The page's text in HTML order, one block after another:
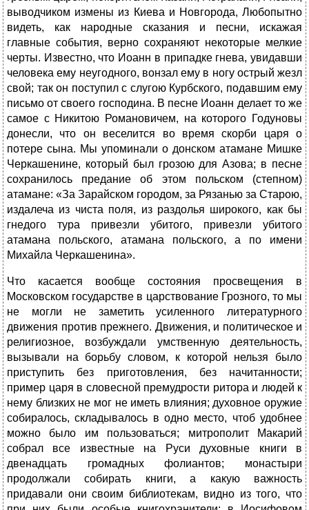
выводчиком измены из Киева и Новгорода, Любопытно
видеть, как народные сказания и песни, искажая
главные события, верно сохраняют некоторые мелкие
черты. Известно, что Иоанн в припадке гнева, увидавши
человека ему неугодного, вонзал ему в ногу острый жезл
свой; так он поступил с слугою Курбского, подавшим ему
письмо от своего господина. В песне Иоанн делает то же
самое с Никитою Романовичем, на которого Годуновы
донесли, что он веселится во время скорби царя о
потере сына. Мы упоминали о донском атамане Мишке
Черкашенине, который был грозою для Азова; в песне
сохранилось предание об этом польском (степном)
атамане: «За Зарайском городом, за Рязанью за Старою,
издалеча из чиста поля, из раздолья широкого, как бы
гнедого тура привезли убитого, привезли убитого
атамана польского, атамана польского, а по имени
Михайла Черкашенина».
Что касается вообще состояния просвещения в
Московском государстве в царствование Грозного, то мы
не могли не заметить усиленного литературного
движения против прежнего. Движения, и политическое и
религиозное, возбуждали умственную деятельность,
вызывали на борьбу словом, к которой нельзя было
приступить без приготовления, без начитанности;
пример царя в словесной премудрости ритора и людей к
нему близких не мог не иметь влияния; духовное оружие
собиралось, складывалось в одно место, чтоб удобнее
можно было им пользоваться; митрополит Макарий
собрал все известные на Руси духовные книги в
двенадцать громадных фолиантов; монастыри
продолжали собирать книги, а какую важность
придавали они своим библиотекам, видно из того, что